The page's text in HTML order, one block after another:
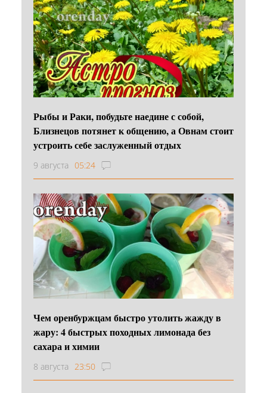
Рыбы и Раки, побудьте наедине с собой,
Близнецов потянет к общению, а Овнам стоит
устроить себе заслуженный отдых
9 августа 05:24
Чем оренбуржцам быстро утолить жажду в
жару: 4 быстрых походных лимонада без
сахара и химии
8 августа 23:50